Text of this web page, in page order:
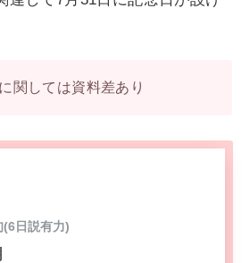
関しては資料差あり
日説有力)